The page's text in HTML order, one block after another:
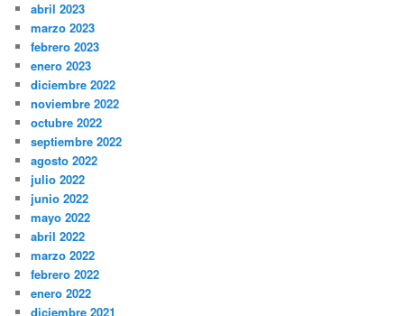
abril 2023
marzo 2023
febrero 2023
enero 2023
diciembre 2022
noviembre 2022
octubre 2022
septiembre 2022
agosto 2022
julio 2022
junio 2022
mayo 2022
abril 2022
marzo 2022
febrero 2022
enero 2022
diciembre 2021